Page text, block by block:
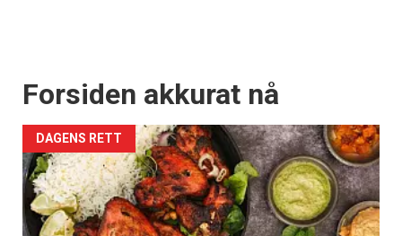
Forsiden akkurat nå
DAGENS RETT